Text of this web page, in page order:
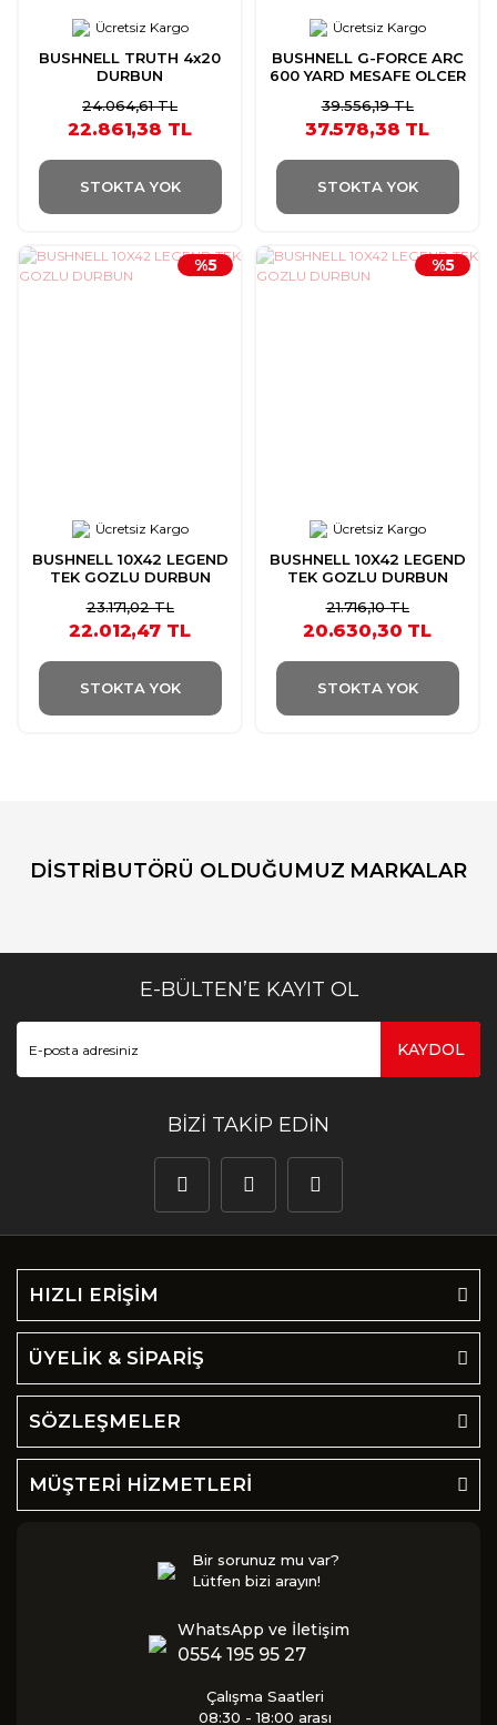
Ücretsiz Kargo
BUSHNELL TRUTH 4x20
DURBUN
24.064,61 TL
22.861,38 TL
STOKTA YOK
Ücretsiz Kargo
BUSHNELL G-FORCE ARC
600 YARD MESAFE OLCER
39.556,19 TL
37.578,38 TL
STOKTA YOK
Ücretsiz Kargo
BUSHNELL 10X42 LEGEND
TEK GOZLU DURBUN
%5
23.171,02 TL
22.012,47 TL
STOKTA YOK
Ücretsiz Kargo
BUSHNELL 10X42 LEGEND
TEK GOZLU DURBUN
%5
21.716,10 TL
20.630,30 TL
STOKTA YOK
DİSTRİBUTÖRÜ OLDUĞUMUZ MARKALAR
E-BÜLTEN’E KAYIT OL
KAYDOL
BİZİ TAKİP EDİN
HIZLI ERİŞİM
ÜYELİK & SİPARİŞ
SÖZLEŞMELER
MÜŞTERİ HİZMETLERİ
Bir sorunuz mu var?
Lütfen bizi arayın!
WhatsApp ve İletişim
0554 195 95 27
Çalışma Saatleri
08:30 - 18:00 arası